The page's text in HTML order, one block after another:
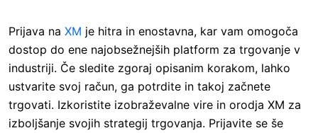
Prijava na XM je hitra in enostavna, kar vam omogoča
dostop do ene najobsežnejših platform za trgovanje v
industriji. Če sledite zgoraj opisanim korakom, lahko
ustvarite svoj račun, ga potrdite in takoj začnete
trgovati. Izkoristite izobraževalne vire in orodja XM za
izboljšanje svojih strategij trgovanja. Prijavite se še